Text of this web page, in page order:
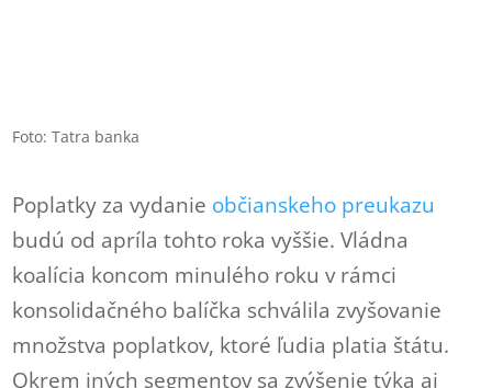
Foto: Tatra banka
Poplatky za vydanie občianskeho preukazu
budú od apríla tohto roka vyššie. Vládna
koalícia koncom minulého roku v rámci
konsolidačného balíčka schválila zvyšovanie
množstva poplatkov, ktoré ľudia platia štátu.
Okrem iných segmentov sa zvýšenie týka aj